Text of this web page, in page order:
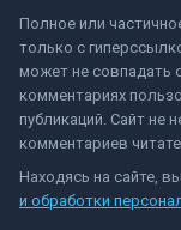
Полное или
только с
может не совпадать
комментариях
публикаций. Сайт не
комментариев
Находясь на сайте,
и обработки